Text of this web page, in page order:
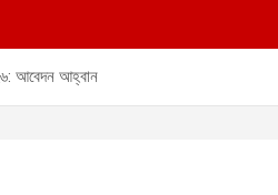
আবেদন আহ্বান